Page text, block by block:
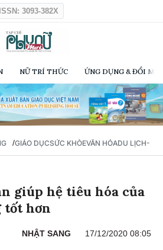
ISSN: 3093-382X
NỮ TRÍ THỨC ỨNG DỤNG & ĐỔI
/GIÁO DỤCSỨC KHỎEVĂN HÓADU LỊCH-
giúp hệ tiêu hóa của
tốt hơn
NHẬT SANG 17/12/2020 08:05